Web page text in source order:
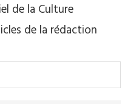
de la Culture
de la rédaction